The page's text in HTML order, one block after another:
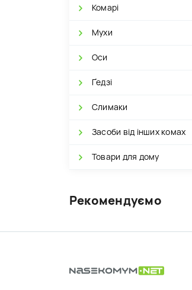
Комарі
Мухи
Оси
Ґедзі
Слимаки
Засоби від інших комах
Товари для дому
Рекомендуємо